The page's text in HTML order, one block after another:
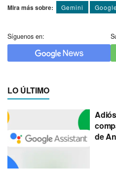
Mira más sobre: Gemini
Síguenos en:
LO ÚLTIMO
de